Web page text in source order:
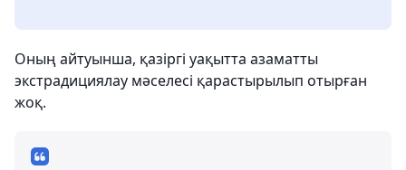
Оның айтуынша, қазіргі уақытта азаматты
экстрадициялау мәселесі қарастырылып отырған
жоқ.